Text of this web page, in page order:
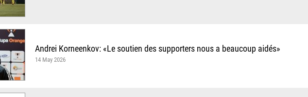
Andrei Korneenkov: «Le soutien des supporters nous a beaucoup aidés»
14 May 2026